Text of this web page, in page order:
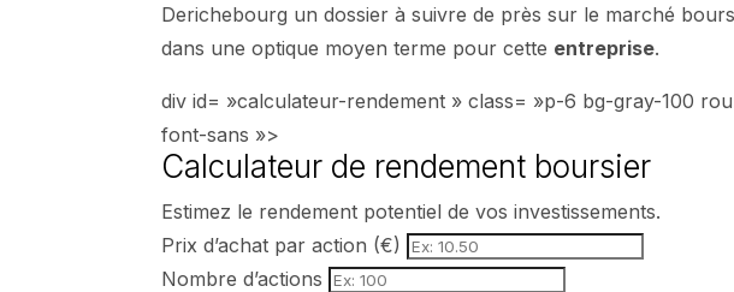
Derichebourg un dossier à suivre de près sur le marché
dans une optique moyen terme pour cette entreprise.
div id= »calculateur-rendement » class= »p-6 bg-gray-100
font-sans »>
Calculateur de rendement boursier
Estimez le rendement potentiel de vos investissements.
Prix d’achat par action (€)
Nombre d’actions